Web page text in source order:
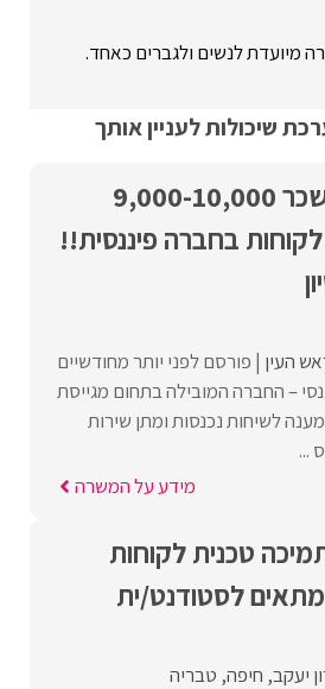
מיועדת לנשים ולגברים כאחד.
שיכולות לעניין אותך
ממוצע שכר 9,000-10,000
בחברה פיננסית!!
העין פורסם לפני יותר מחודשיים
– החברה המובילה בתחום מגייסת
לשיחות נכנסות ומתן שירות
...
מידע על המשרה
טכנית לקוחות
לסטודנט/ית
יעקב חיפה טבריה